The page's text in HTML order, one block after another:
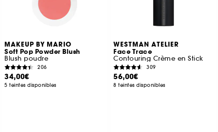
MAKEUP BY MARIO
Soft Pop Powder Blush
Blush poudre
206
34,00€
5 teintes disponibles
WESTMAN ATELIER
Face Trace
Contouring Crème en Stick
309
56,00€
8 teintes disponibles